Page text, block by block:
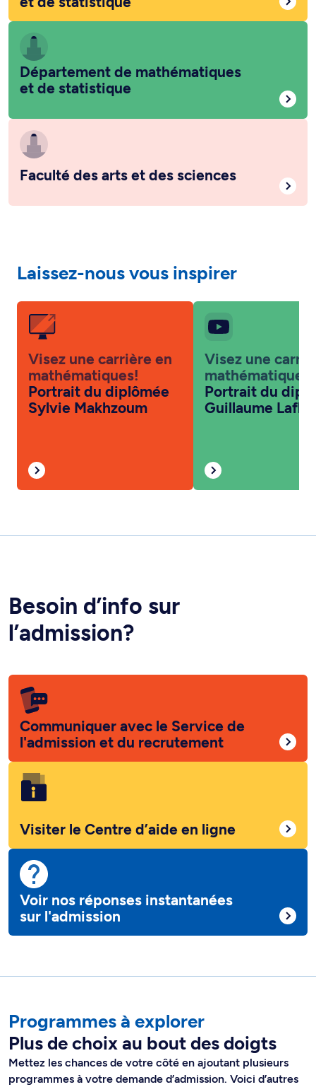
Département de mathématiques
et de statistique
Faculté des arts et des sciences
Laissez-nous vous inspirer
Visez une carrière en
mathématiques!
Portrait du diplômée
Sylvie Makhzoum
Visez une
mathématiques!
Portrait du
Guillaume
Besoin d’info sur
l’admission?
Communiquer avec le Service de
l'admission et du recrutement
Visiter le Centre d’aide en ligne
Voir nos réponses instantanées
sur l'admission
Programmes à explorer
Plus de choix au bout des doigts
Mettez les chances de votre côté en ajoutant plusieurs
programmes à votre demande d’admission. Voici d’autres